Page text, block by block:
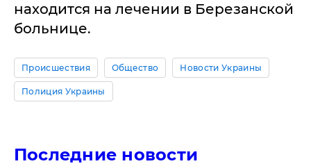
находится на лечении в Березанской
больнице.
Происшествия Общество Новости Украины
Полиция Украины
Последние новости